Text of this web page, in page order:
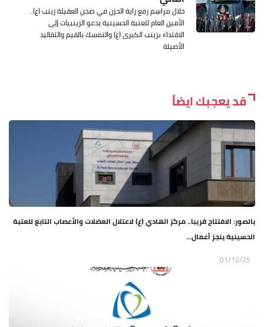
خلال مراسم رفع راية الحزن في صحن العقيلة زينب (ع)..
الأمين العام للعتبة الحسينية يدعو الزينبيات إلى
الاقتداء بزینب الكبرى (ع) والتمسك بالقيم والتقاليد
الأصيلة
قد يعجبك ايضاً
بالصور: الافتتاح قريبا.. مركز الهادي (ع) لاعتلال العضلات والأعصاب التابع للعتبة
الحسينية ينجز أعمال...
01/12/25